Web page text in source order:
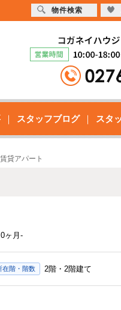
スタッフブログ スタ
貸アパート
0ヶ月-
在階・階数 2階・2階建て
物件検索